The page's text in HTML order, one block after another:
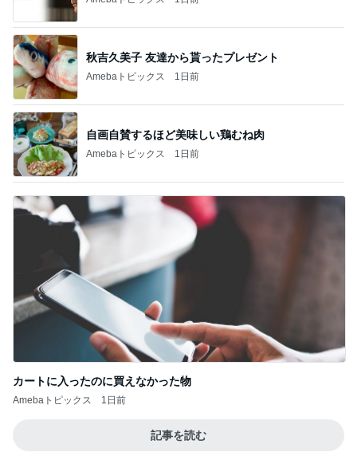
秋吉久美子 友達から貰ったプレゼント
Amebaトピックス 1日前
自画自賛するほど美味しい鶏むね肉
Amebaトピックス 1日前
カートに入ったのに買えなかった物
Amebaトピックス 1日前
記事を読む